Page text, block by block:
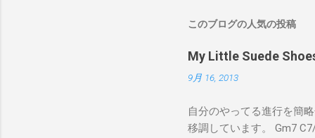
このブログの人気の投稿
My Little Suede
9月 16, 2013
自分のやってる進行を簡
移調しています。 Gm7